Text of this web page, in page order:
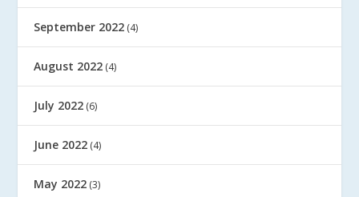
September 2022 (4)
August 2022 (4)
July 2022 (6)
June 2022 (4)
May 2022 (3)